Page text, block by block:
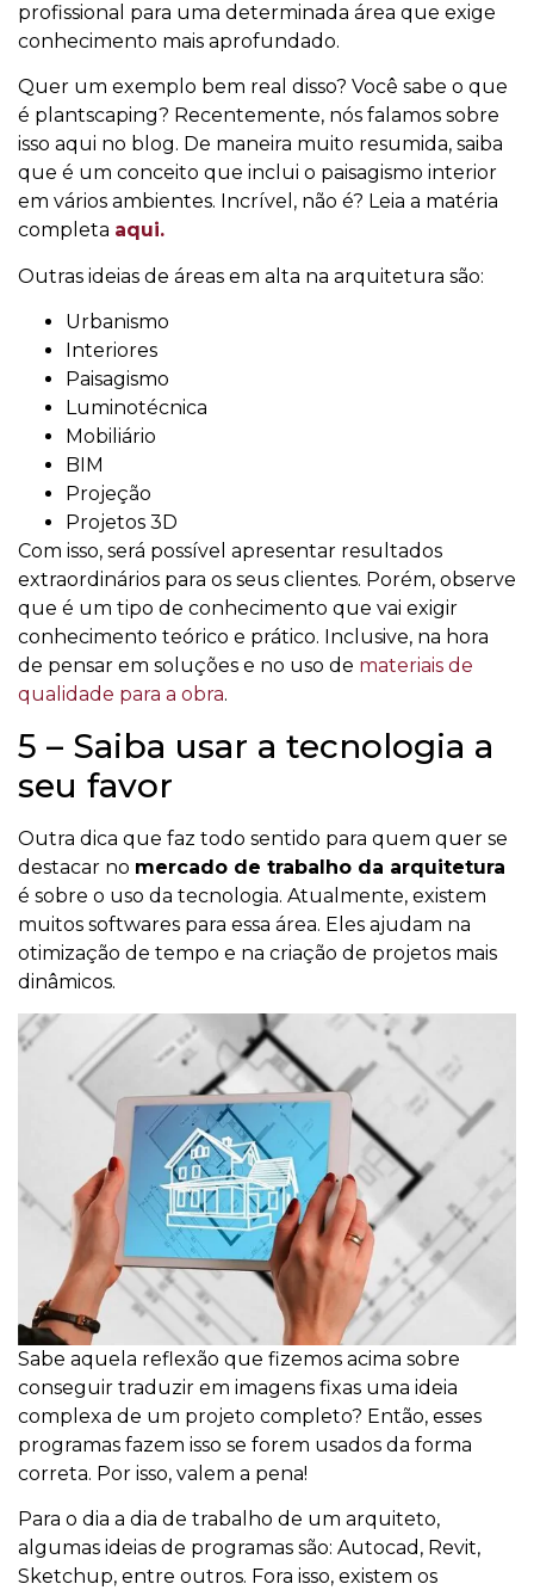
profissional para uma determinada área que exige
conhecimento mais aprofundado.
Quer um exemplo bem real disso? Você sabe o que
é plantscaping? Recentemente, nós falamos sobre
isso aqui no blog. De maneira muito resumida, saiba
que é um conceito que inclui o paisagismo interior
em vários ambientes. Incrível, não é? Leia a matéria
completa aqui.
Outras ideias de áreas em alta na arquitetura são:
Urbanismo
Interiores
Paisagismo
Luminotécnica
Mobiliário
BIM
Projeção
Projetos 3D
Com isso, será possível apresentar resultados
extraordinários para os seus clientes. Porém, observe
que é um tipo de conhecimento que vai exigir
conhecimento teórico e prático. Inclusive, na hora
de pensar em soluções e no uso de materiais de
qualidade para a obra.
5 – Saiba usar a tecnologia a
seu favor
Outra dica que faz todo sentido para quem quer se
destacar no mercado de trabalho da arquitetura
é sobre o uso da tecnologia. Atualmente, existem
muitos softwares para essa área. Eles ajudam na
otimização de tempo e na criação de projetos mais
dinâmicos.
Sabe aquela reflexão que fizemos acima sobre
conseguir traduzir em imagens fixas uma ideia
complexa de um projeto completo? Então, esses
programas fazem isso se forem usados da forma
correta. Por isso, valem a pena!
Para o dia a dia de trabalho de um arquiteto,
algumas ideias de programas são: Autocad, Revit,
Sketchup, entre outros. Fora isso, existem os